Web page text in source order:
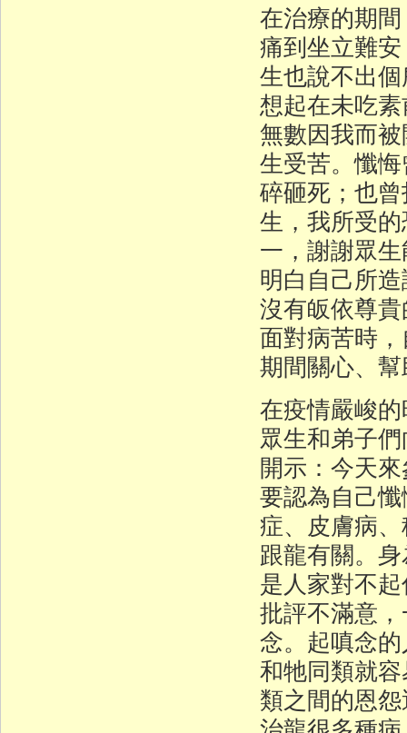
在治療的期
痛到坐立難
生也說不出
想起在未吃
無數因我而
生受苦。懺
碎砸死；也
生，我所受
一，謝謝眾
明白自己所
沒有皈依尊
面對病苦時
期間關心、
在疫情嚴峻
眾生和弟子
開示：今天
要認為自己
症、皮膚病
跟龍有關。
是人家對不
批評不滿意
念。起嗔念
和牠同類就
類之間的恩